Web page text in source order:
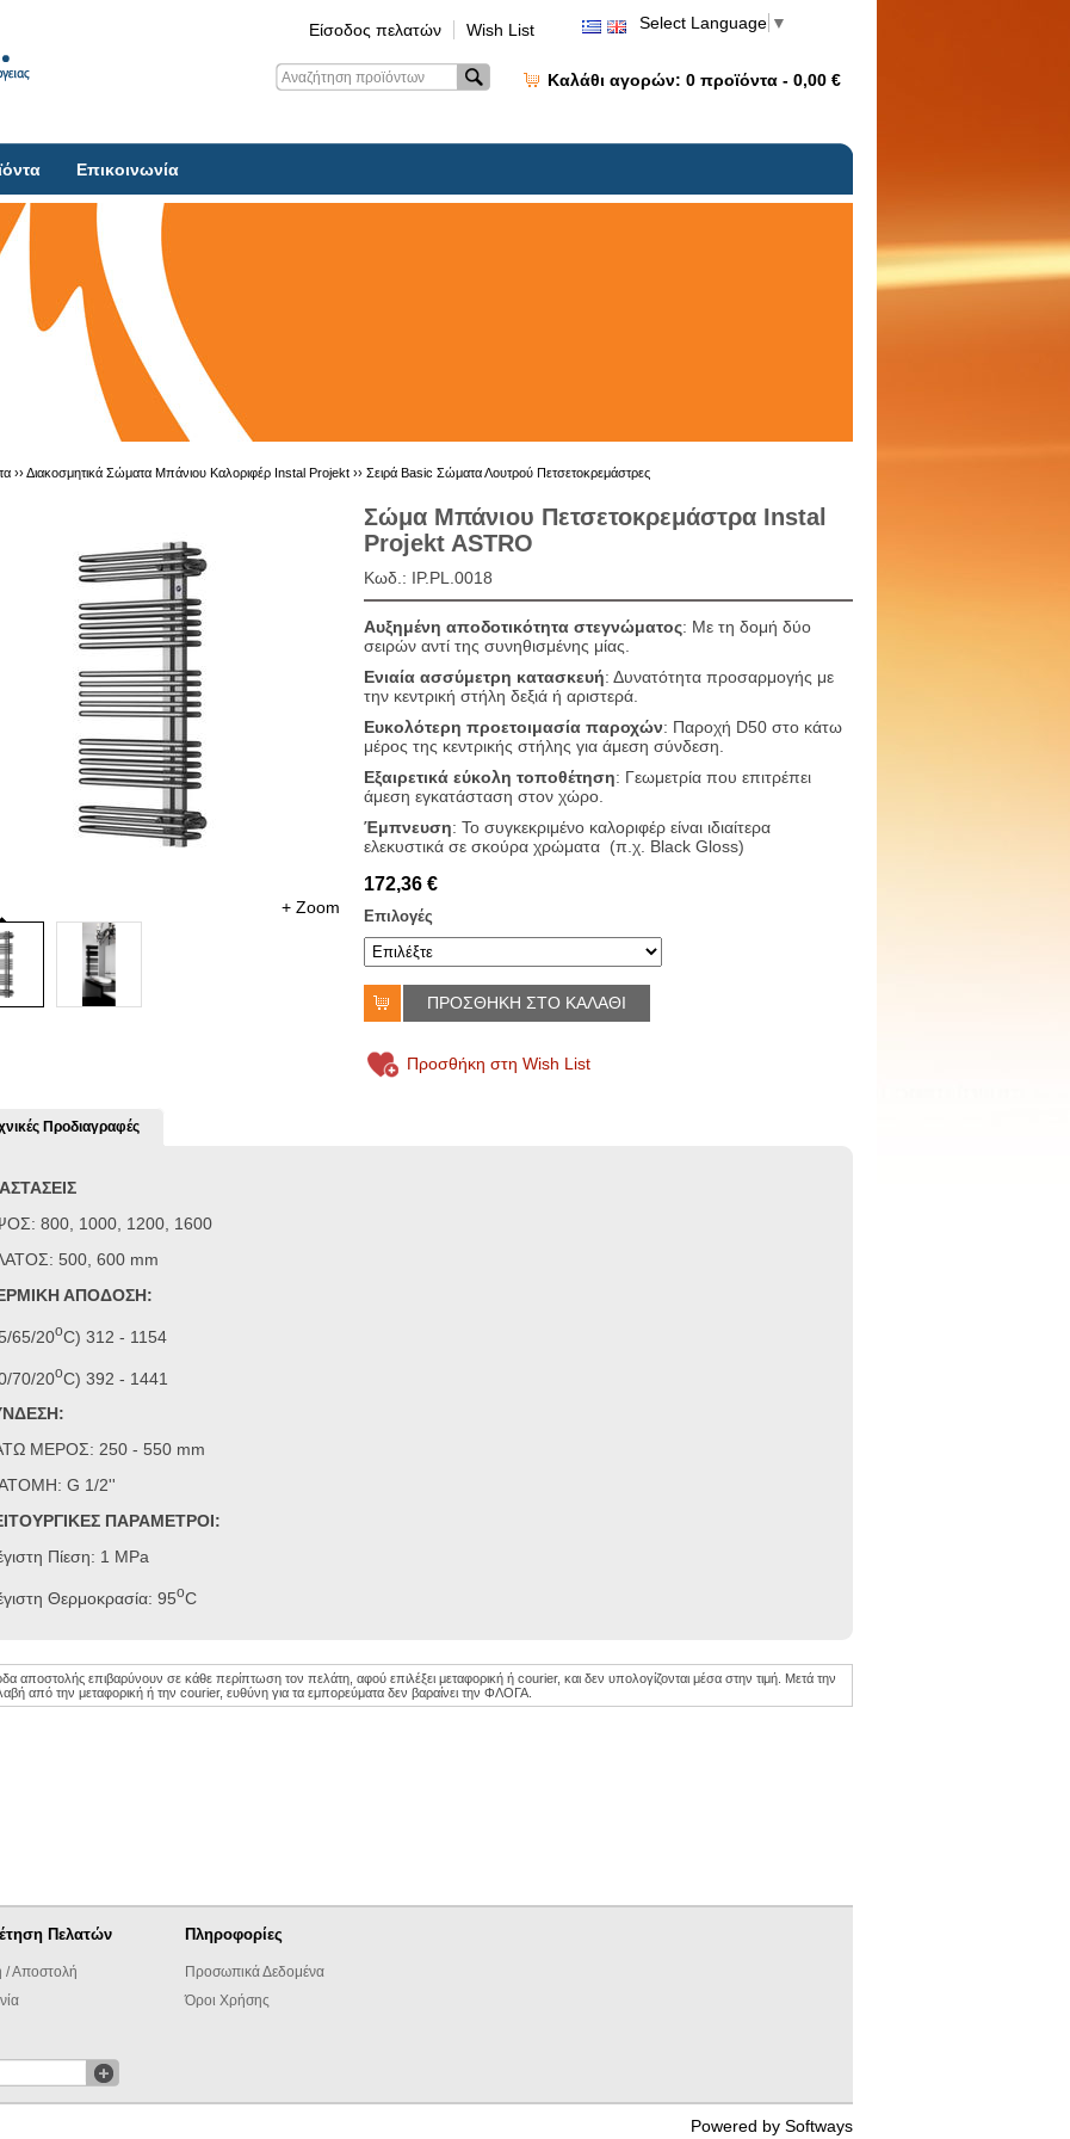
Είσοδος πελατών Wish List Select Language ▼
Καλάθι αγορών: 0 προϊόντα - 0,00 €
Επικοινωνία
››Διακοσμητικά Σώματα Μπάνιου Καλοριφέρ Instal Projekt ›› Σειρά Basic Σώματα Λουτρού Πετσετοκρεμάστρες
+ Zoom
Σώμα Μπάνιου Πετσετοκρεμάστρα Instal
Projekt ASTRO
Κωδ.: IP.PL.0018
Αυξημένη αποδοτικότητα στεγνώματος: Με τη δομή δύο
σειρών αντί της συνηθισμένης μίας.
Ενιαία ασσύμετρη κατασκευή: Δυνατότητα προσαρμογής με
την κεντρική στήλη δεξιά ή αριστερά.
Ευκολότερη προετοιμασία παροχών: Παροχή D50 στο κάτω
μέρος της κεντρικής στήλης για άμεση σύνδεση.
Εξαιρετικά εύκολη τοποθέτηση: Γεωμετρία που επιτρέπει
άμεση εγκατάσταση στον χώρο.
Έμπνευση: Το συγκεκριμένο καλοριφέρ είναι ιδιαίτερα
ελεκυστικά σε σκούρα χρώματα (π.χ. Black Gloss)
172,36 €
Επιλογές
ΠΡΟΣΘΗΚΗ ΣΤΟ ΚΑΛΑΘΙ
Προσθήκη στη Wish List
Προδιαγραφές
800, 1000, 1200, 1600
500, 600 mm
ΑΠΟΔΟΣΗ:
65/20oC) 312 - 1154
70/20oC) 392 - 1441
ΜΕΡΟΣ: 250 - 550 mm
G 1/2''
ΠΑΡΑΜΕΤΡΟΙ:
Πίεση: 1 MPa
Θερμοκρασία: 95oC
αποστολής επιβαρύνουν σε κάθε περίπτωση τον πελάτη, αφού επιλέξει μεταφορική ή courier, και δεν υπολογίζονται μέσα στην τιμή. Mετά την
από την μεταφορική ή την courier, ευθύνη για τα εμπορεύματα δεν βαραίνει την ΦΛΟΓΑ.
Πελατών
Αποστολή
Πληροφορίες
Προσωπικά Δεδομένα
Όροι Χρήσης
Powered by Softways